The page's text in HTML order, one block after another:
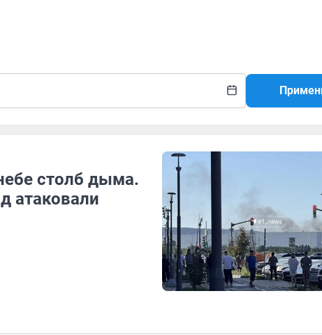
столб дыма.
атаковали